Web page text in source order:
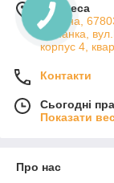
м. Одеса
Україна,
Лиманка,
корпус 4,
Контакти
Сьогодні
Показати
Про нас